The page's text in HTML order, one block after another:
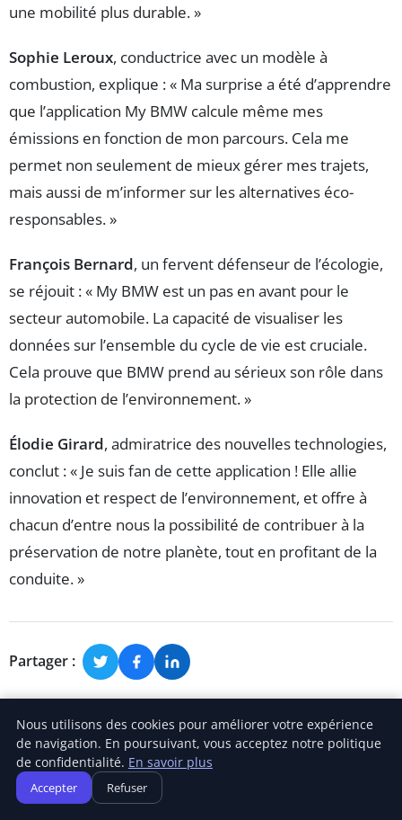
une mobilité plus durable. »
Sophie Leroux, conductrice avec un modèle à
combustion, explique : « Ma surprise a été d’apprendre
que l’application My BMW calcule même mes
émissions en fonction de mon parcours. Cela me
permet non seulement de mieux gérer mes trajets,
mais aussi de m’informer sur les alternatives éco-
responsables. »
François Bernard, un fervent défenseur de l’écologie,
se réjouit : « My BMW est un pas en avant pour le
secteur automobile. La capacité de visualiser les
données sur l’ensemble du cycle de vie est cruciale.
Cela prouve que BMW prend au sérieux son rôle dans
la protection de l’environnement. »
Élodie Girard, admiratrice des nouvelles technologies,
conclut : « Je suis fan de cette application ! Elle allie
innovation et respect de l’environnement, et offre à
chacun d’entre nous la possibilité de contribuer à la
préservation de notre planète, tout en profitant de la
conduite. »
Partager :
Nous utilisons des cookies pour améliorer votre expérience
de navigation. En poursuivant, vous acceptez notre politique
de confidentialité. En savoir plus
Accepter Refuser